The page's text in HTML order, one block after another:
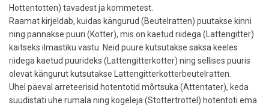
Hottentotten) tavadest ja kommetest.
Raamat kirjeldab, kuidas kängurud (Beutelratten) puutakse kinni
ning pannakse puuri (Kotter), mis on kaetud riidega (Lattengitter)
kaitseks ilmastiku vastu. Neid puure kutsutakse saksa keeles
riidega kaetud puurideks (Lattengitterkotter) ning sellises puuris
olevat kängurut kutsutakse Lattengitterkotterbeutelratten.
Uhel päeval arreteerisid hotentotid mõrtsuka (Attentater), keda
suudistati uhe rumala ning kogeleja (Stottertrottel) hotentoti ema